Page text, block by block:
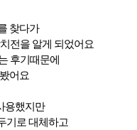
찾다가
전을 알게 되었어요
후기때문에
어요
용했지만
기로 대체하고